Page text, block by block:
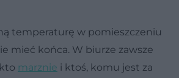
temperaturę w pomieszczeniu
mieć końca. W biurze zawsze
marznie i ktoś, komu jest za